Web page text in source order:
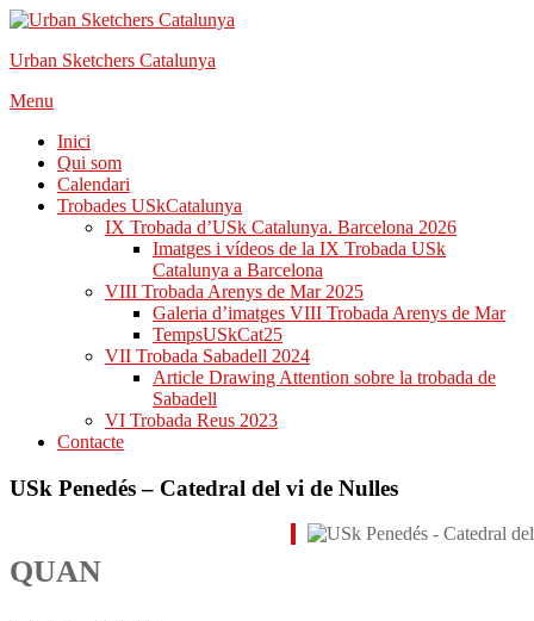
Urban Sketchers Catalunya
Skip
content
Menu
Inici
Qui som
Calendari
Trobades USkCatalunya
IX Trobada d’USk Catalunya. Barcelona 2026
Imatges i vídeos de la IX Trobada USk
Catalunya a Barcelona
VIII Trobada Arenys de Mar 2025
Galeria d’imatges VIII Trobada Arenys de Mar
TempsUSkCat25
VII Trobada Sabadell 2024
Article Drawing Attention sobre la trobada de
Sabadell
VI Trobada Reus 2023
Contacte
USk Penedés – Catedral del vi de Nulles
QUAN